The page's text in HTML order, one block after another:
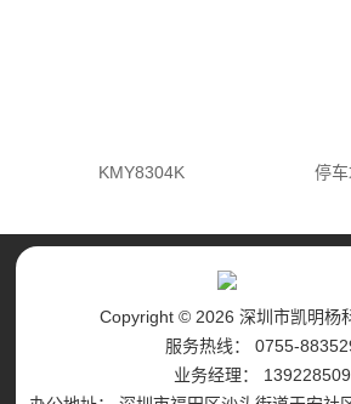
KMY8304K 停
Copyright © 2026 深圳市凯明杨
服务热线： 0755-
业务经理：